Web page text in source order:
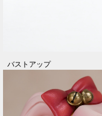
バストアップ